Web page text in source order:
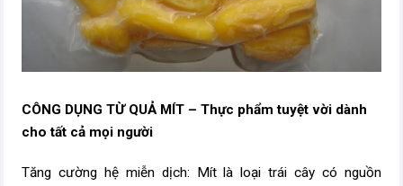
CÔNG DỤNG TỪ QUẢ MÍT – Thực phẩm tuyệt vời dành
cho tất cả mọi người
Tăng cường hệ miễn dịch: Mít là loại trái cây có nguồn